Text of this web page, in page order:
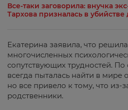
Все-таки заговорила: внучка
Тархова призналась в
Екатерина заявила, что
многочисленных
сопутствующих трудностей.
всегда пыталась найти в мире
но все привело к тому, что из-
родственники.